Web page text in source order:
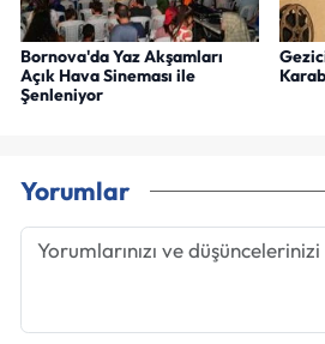
Bornova'da Yaz Akşamları
Açık Hava Sineması ile
Şenleniyor
Yorumlar